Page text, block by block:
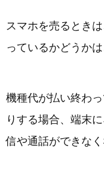
スマホを売るとき
っているかどうか
機種代が払い終わ
りする場合、端末
信や通話ができなく